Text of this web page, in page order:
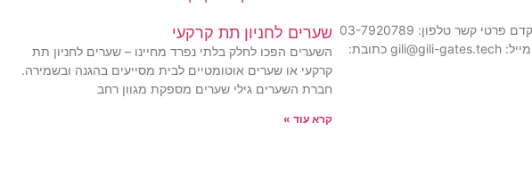
צרו קשר ונחזור אליכם בהקדם פרטי קשר טלפון: 03-7920789
טלפון: 052-2957373 אימייל: gili@gili-gates.tech כתובת:
שערים לחניון תת קרקעי
השערים הפכו לחלק בלתי נפרד מחיינו – שערים לחניון תת
קרקעי או שערים אוטומטיים לבית מסייעים בהגנה ובשמירה.
חברת השערים גילי שערים מספקת מגוון רחב
קרא עוד »